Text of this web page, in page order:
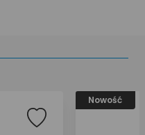
Nowość